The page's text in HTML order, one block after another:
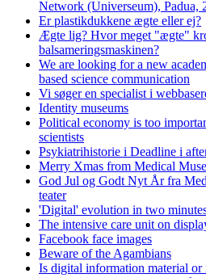
Network (Universeum), Padua,
Er plastikdukkene ægte eller ej?
Ægte lig? Hvor meget "ægte"
balsameringsmaskinen?
We are looking for a new
based science communication
Vi søger en specialist i
Identity museums
Political economy is too
scientists
Psykiatrihistorie i Deadline i
Merry Xmas from Medical
God Jul og Godt Nyt År fra
teater
'Digital' evolution in two
The intensive care unit on
Facebook face images
Beware of the Agambians
Is digital information material or